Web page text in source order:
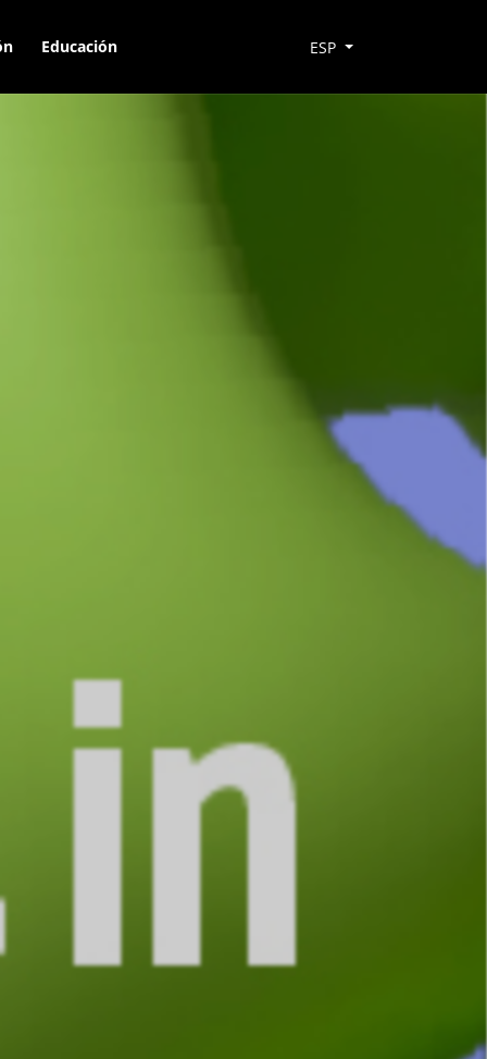
Educación ESP